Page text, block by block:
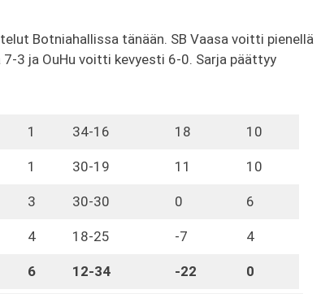
Botniahallissa tänään. SB Vaasa voitti pienellä
3 ja OuHu voitti kevyesti 6-0. Sarja päättyy
1 34-16 18 10
1 30-19 11 10
3 30-30 0 6
4 18-25 -7 4
6 12-34 -22 0